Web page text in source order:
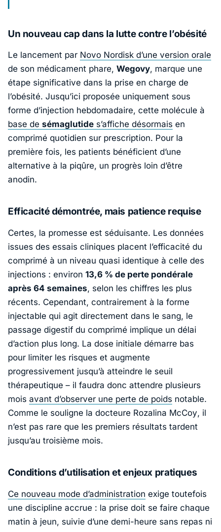
Un nouveau cap dans la lutte contre l’obésité
Le lancement par Novo Nordisk d’une version orale
de son médicament phare, Wegovy, marque une
étape significative dans la prise en charge de
l’obésité. Jusqu’ici proposée uniquement sous
forme d’injection hebdomadaire, cette molécule à
base de sémaglutide s’affiche désormais en
comprimé quotidien sur prescription. Pour la
première fois, les patients bénéficient d’une
alternative à la piqûre, un progrès loin d’être
anodin.
Efficacité démontrée, mais patience requise
Certes, la promesse est séduisante. Les données
issues des essais cliniques placent l’efficacité du
comprimé à un niveau quasi identique à celle des
injections : environ 13,6 % de perte pondérale
après 64 semaines, selon les chiffres les plus
récents. Cependant, contrairement à la forme
injectable qui agit directement dans le sang, le
passage digestif du comprimé implique un délai
d’action plus long. La dose initiale démarre bas
pour limiter les risques et augmente
progressivement jusqu’à atteindre le seuil
thérapeutique – il faudra donc attendre plusieurs
mois avant d’observer une perte de poids notable.
Comme le souligne la docteure Rozalina McCoy, il
n’est pas rare que les premiers résultats tardent
jusqu’au troisième mois.
Conditions d’utilisation et enjeux pratiques
Ce nouveau mode d’administration exige toutefois
une discipline accrue : la prise doit se faire chaque
matin à jeun, suivie d’une demi-heure sans repas ni